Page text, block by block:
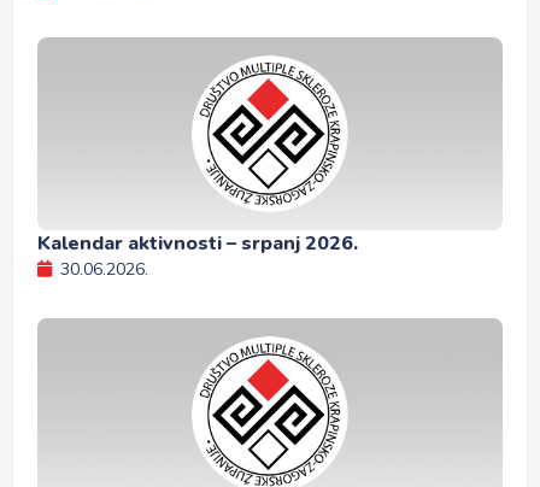
Kalendar aktivnosti – srpanj 2026.
30.06.2026.